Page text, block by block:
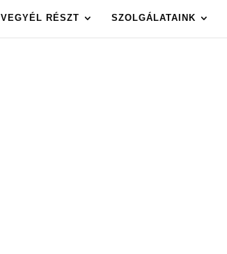
VEGYÉL RÉSZT SZOLGÁLATAINK